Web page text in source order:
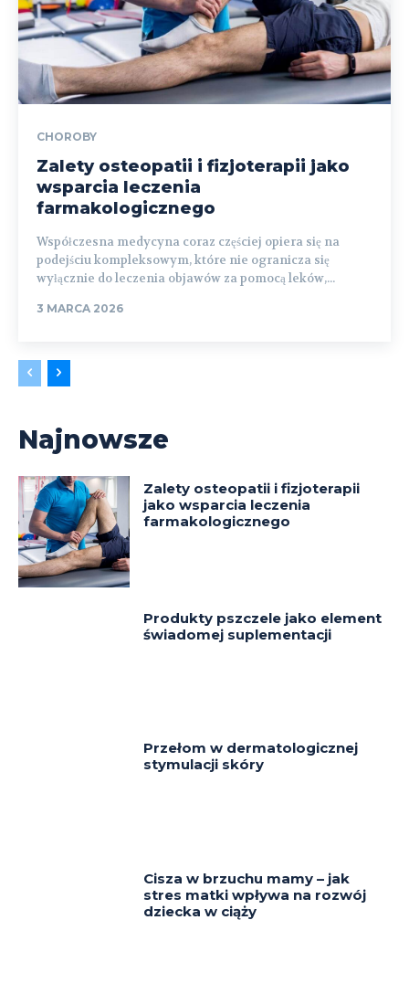
CHOROBY
Zalety osteopatii i fizjoterapii jako
wsparcia leczenia
farmakologicznego
Współczesna medycyna coraz częściej opiera się na
podejściu kompleksowym, które nie ogranicza się
wyłącznie do leczenia objawów za pomocą leków,...
3 MARCA 2026
Najnowsze
Zalety osteopatii i fizjoterapii
jako wsparcia leczenia
farmakologicznego
Produkty pszczele jako element
świadomej suplementacji
Przełom w dermatologicznej
stymulacji skóry
Cisza w brzuchu mamy – jak
stres matki wpływa na rozwój
dziecka w ciąży